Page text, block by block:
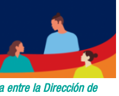
entre la Dirección de